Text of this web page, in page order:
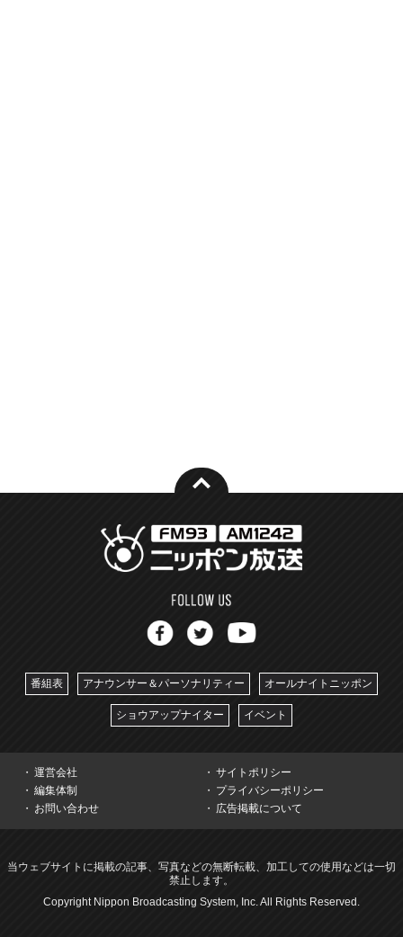
番組表 アナウンサー＆パーソナリティー オールナイトニッポン
ショウアップナイター イベント
運営会社
サイトポリシー
編集体制
プライバシーポリシー
お問い合わせ
広告掲載について
当ウェブサイトに掲載の記事、写真などの無断転載、加工しての使用などは一切
禁止します。
Copyright Nippon Broadcasting System, Inc. All Rights Reserved.